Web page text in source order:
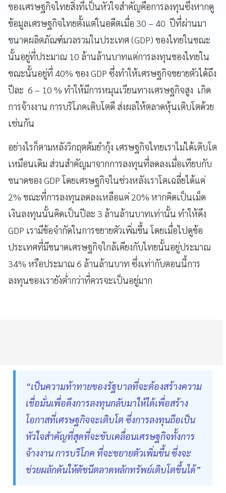
ของเศรษฐกิจไทยสิ่งที่เป็นหัวใจสำคัญคือการลงทุนซึ่งหากดู
ข้อมูลเศรษฐกิจไทยตั้งแต่ในอดีตเมื่อ 30 – 40 ปีที่ผ่านมา
ขนาดผลิตภัณฑ์มวลรวมในประเทศ (GDP) ของไทยในขณะ
นั้นอยู่ที่ประมาณ 10 ล้านล้านบาทแต่การลงทุนของไทยใน
ขณะนั้นอยู่ที่ 40% ของ GDP ซึ่งทำให้เศรษฐกิจขยายตัวได้ถึง
ปีละ 6 – 10 % ทำให้มีการหมุนเวียนทางเศรษฐกิจสูง เกิด
การจ้างงาน การบริโภคเติบโตดี ส่งผลให้ตลาดหุ้นเติบโตด้วย
เช่นกัน
อย่างไรก็ตามหลังวิกฤตต้มยำกุ้ง เศรษฐกิจไทยเราไม่ได้เติบโต
เหมือนเดิม ส่วนสำคัญมาจากการลงทุนที่ลดลงเมื่อเทียบกับ
ขนาดของ GDP โดยเศรษฐกิจในช่วงหลังเราโตเฉลี่ยได้แค่
2% ขณะที่การลงทุนลดลงเหลือแค่ 20% หากคิดเป็นเม็ด
เงินลงทุนนั้นคิดเป็นปีละ 3 ล้านล้านบาทเท่านั้น ทำให้ดึง
GDP เรามีข้อจำกัดในการขยายตัวเพิ่มขึ้น โดยเมื่อไปดูข้อ
ประเทศที่มีขนาดเศรษฐกิจใกล้เคียงกับไทยนั้นอยู่ประมาณ
34% หรือประมาณ 6 ล้านล้านบาท ซึ่งเท่ากับตอนนี้การ
ลงทุนของเรายังต่ำกว่าที่ควรจะเป็นอยู่มาก
“เป็นความท้าทายของรัฐบาลที่จะต้องสร้างความ
เชื่อมั่นเพื่อดึงการลงทุนกลับมาให้ได้เพื่อสร้าง
โอกาสที่เศรษฐกิจจะเติบโต ซึ่งการลงทุนถือเป็น
หัวใจสำคัญที่สุดที่จะขับเคลื่อนเศรษฐกิจทั้งการ
จ้างงาน การบริโภค ที่จะขยายตัวเพิ่มขึ้น ซึ่งจะ
ช่วยผลักดันให้ดัชนีตลาดหลักทรัพย์เติบโตขึ้นได้”